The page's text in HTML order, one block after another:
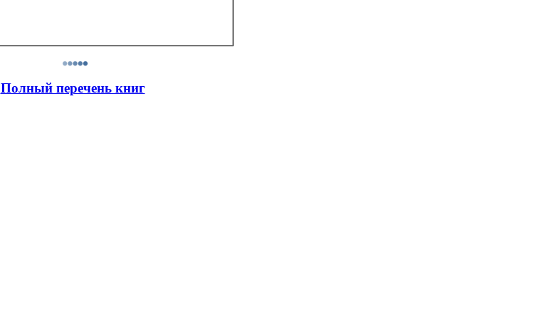
Полный перечень книг